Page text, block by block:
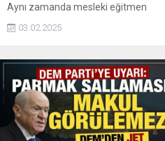
Aynı zamanda mesleki eğitmen
ürün tedariki sağlayan, eğitimden
sahiptir.
03.02.2025